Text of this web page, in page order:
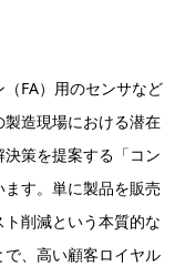
FA）用のセンサなど
造現場における潜在
策を提案する「コン
す。単に製品を販売
削減という本質的な
、高い顧客ロイヤル